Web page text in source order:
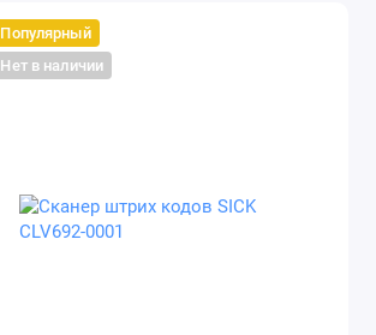
Популярный
Нет в наличии